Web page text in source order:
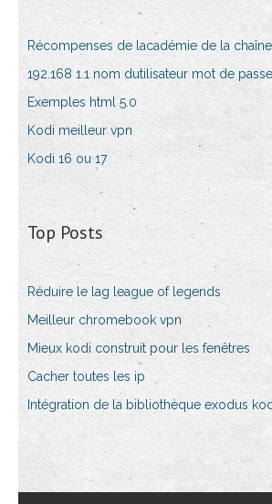
Récompenses de lacadémie de la chaîne
192.168 1.1 nom dutilisateur mot de passe
Exemples html 5.0
Kodi meilleur vpn
Kodi 16 ou 17
Top Posts
Réduire le lag league of legends
Meilleur chromebook vpn
Mieux kodi construit pour les fenêtres
Cacher toutes les ip
Intégration de la bibliothèque exodus